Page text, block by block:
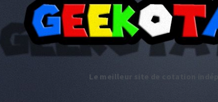
Le meilleur site de cotation